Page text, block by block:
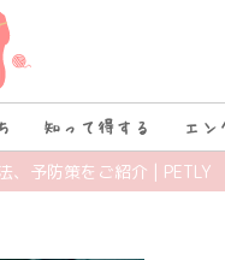
知って得する エン
、予防策をご紹介 | PETLY